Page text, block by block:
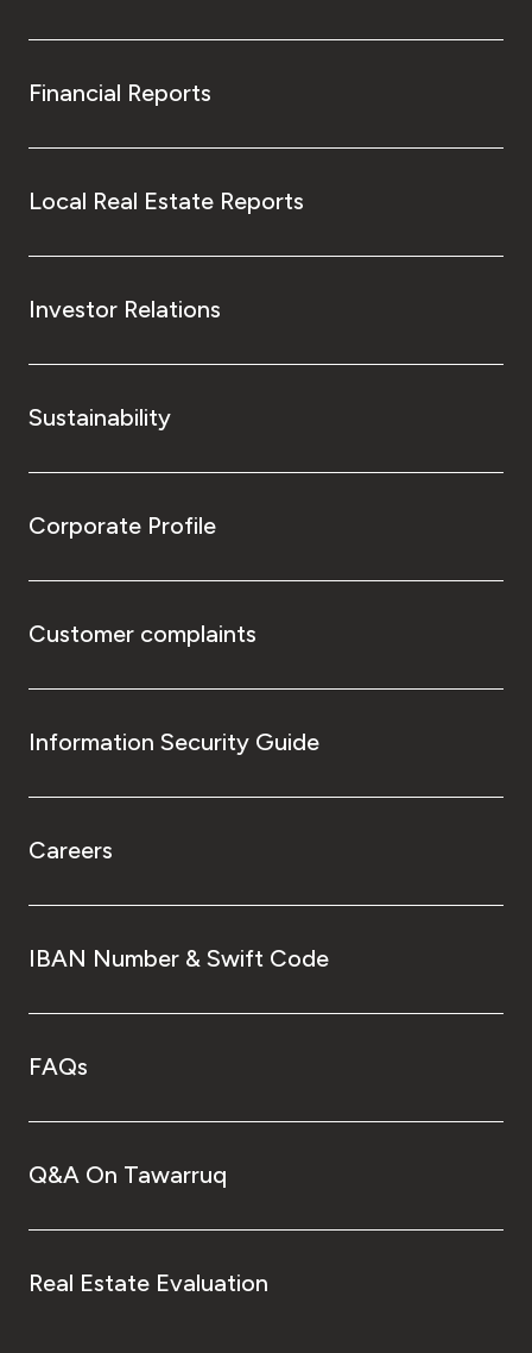
Financial Reports
Local Real Estate Reports
Investor Relations
Sustainability
Corporate Profile
Customer complaints
Information Security Guide
Careers
IBAN Number & Swift Code
FAQs
Q&A On Tawarruq
Real Estate Evaluation